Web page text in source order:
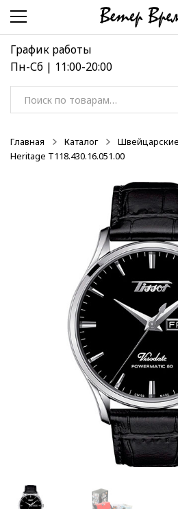
Перейти
навигации
Перейти
содержимому
График работы
Пн-Сб | 11:00-20:00
Искать:
Главная Каталог
Heritage T118.430.16.051.00